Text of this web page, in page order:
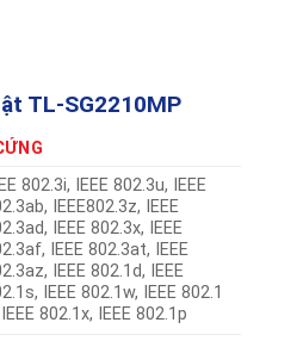
TL-SG2210MP
802.3i, IEEE 802.3u, IEEE
IEEE802.3z, IEEE
IEEE 802.3x, IEEE
IEEE 802.3at, IEEE
IEEE 802.1d, IEEE
IEEE 802.1w, IEEE 802.1
802.1x, IEEE 802.1p